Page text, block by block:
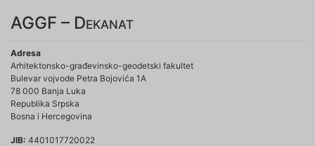
AGGF – Dekanat
Adresa
Arhitektonsko-građevinsko-geodetski fakultet
Bulevar vojvode Petra Bojovića 1A
78 000 Banja Luka
Republika Srpska
Bosna i Hercegovina
JIB: 4401017720022